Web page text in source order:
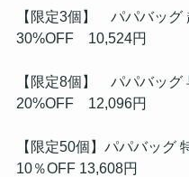
【限定3個】    パパバッグ
30%OFF    10,524円
【限定8個】    パパバッ
20%OFF    12,096円
【限定50個】パパバッグ
10％OFF 13,608円